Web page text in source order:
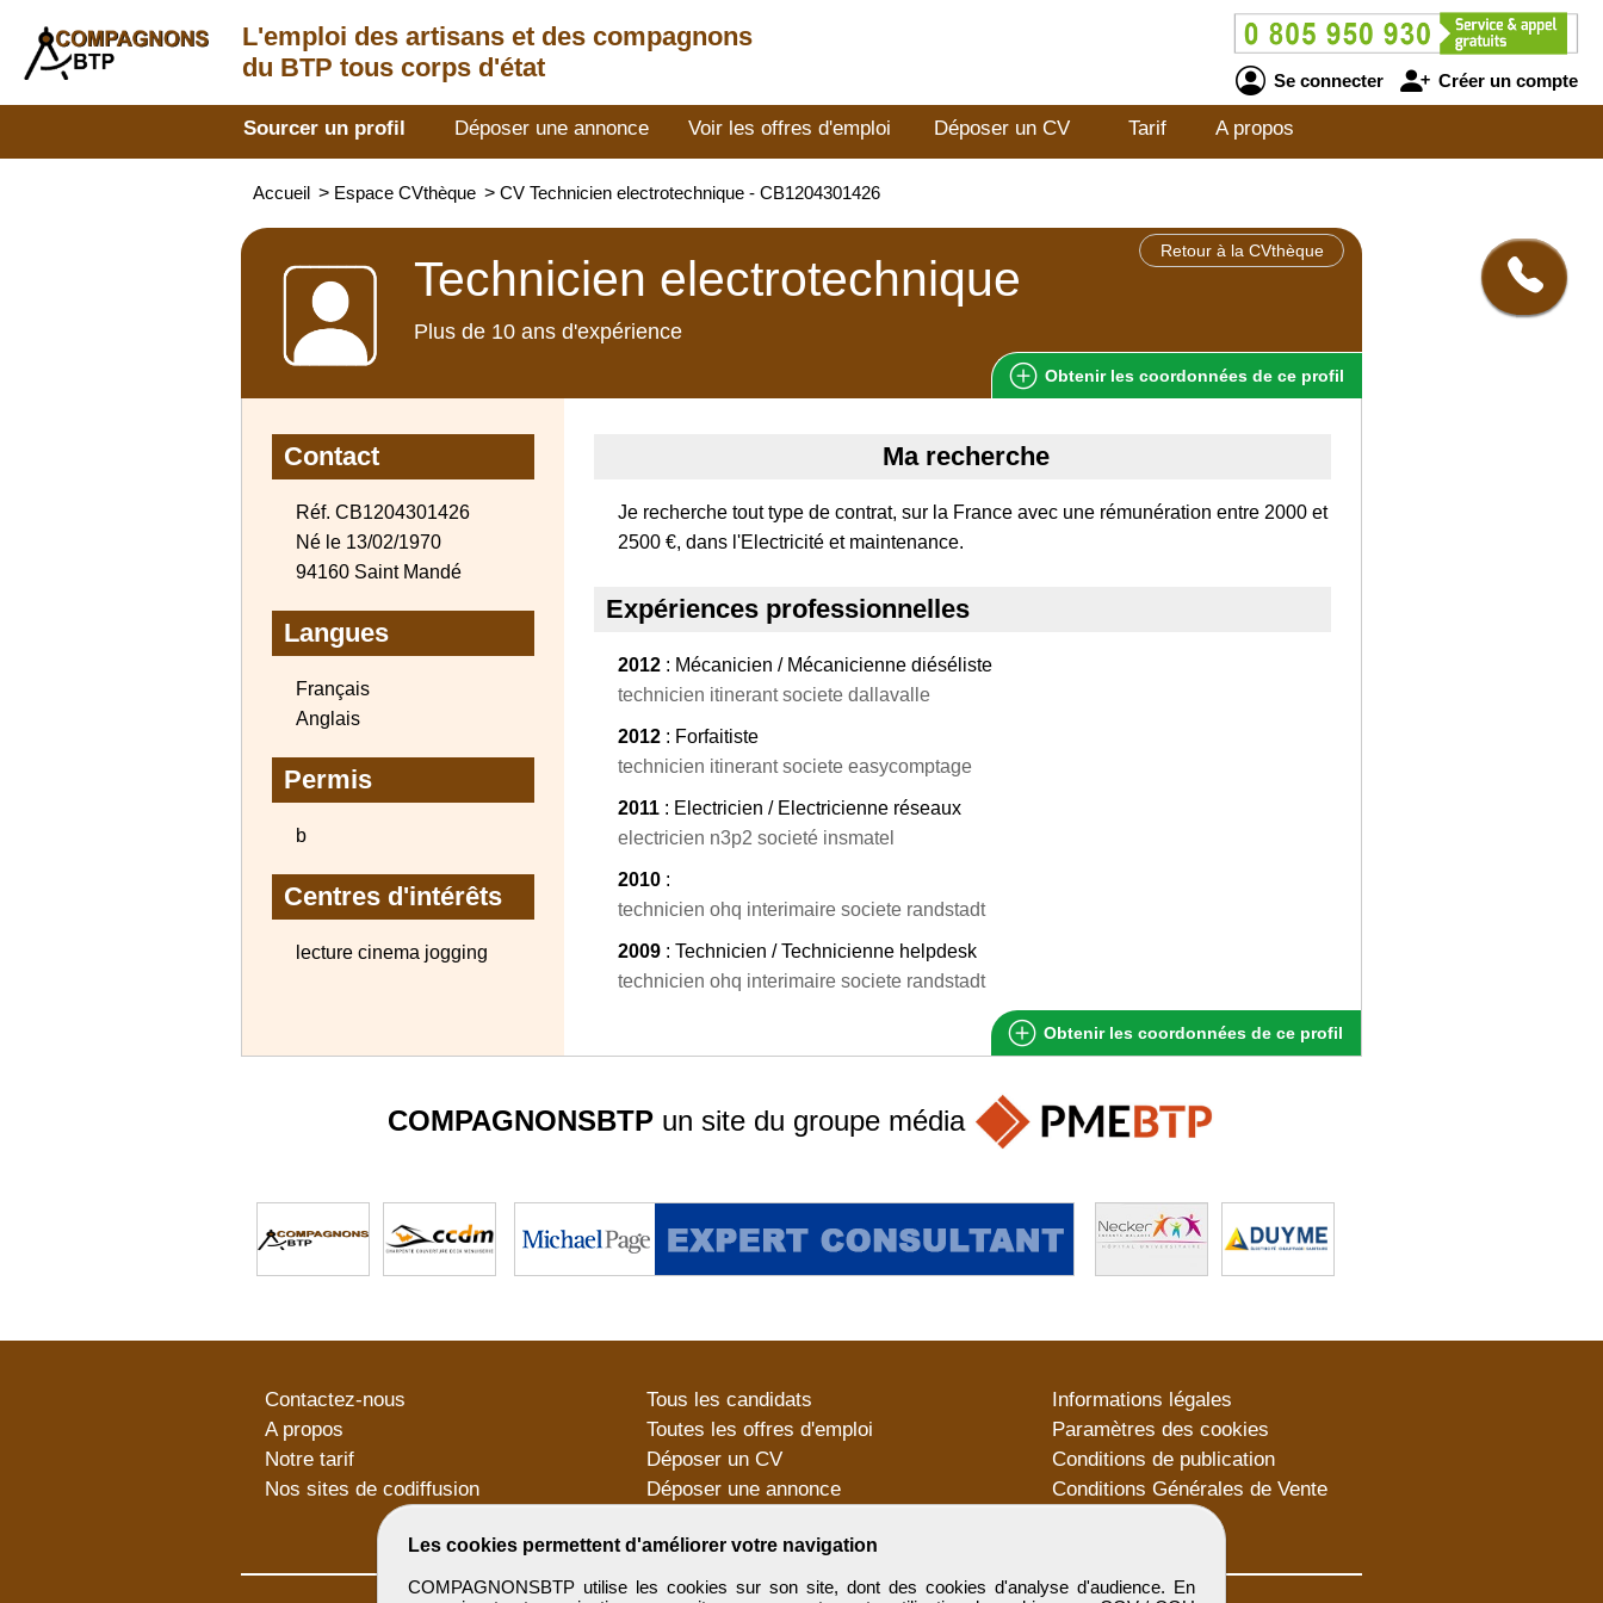
L'emploi des artisans et des compagnons
du BTP tous corps d'état
Se connecter Créer un compte
Sourcer un profil Déposer une annonce Voir les offres d'emploi Déposer un CV Tarif A propos
Accueil > Espace CVthèque > CV Technicien electrotechnique - CB1204301426
Retour à la CVthèque
Technicien electrotechnique
Plus de 10 ans d'expérience
Obtenir les coordonnées de ce profil
Contact
Réf. CB1204301426
Né le 13/02/1970
94160 Saint Mandé
Langues
Français
Anglais
Permis
b
Centres d'intérêts
lecture cinema jogging
Ma recherche
Je recherche tout type de contrat, sur la France avec une rémunération entre 2000 et
2500 €, dans l'Electricité et maintenance.
Expériences professionnelles
2012 : Mécanicien / Mécanicienne diéséliste
technicien itinerant societe dallavalle
2012 : Forfaitiste
technicien itinerant societe easycomptage
2011 : Electricien / Electricienne réseaux
electricien n3p2 societé insmatel
2010 :
technicien ohq interimaire societe randstadt
2009 : Technicien / Technicienne helpdesk
technicien ohq interimaire societe randstadt
Obtenir les coordonnées de ce profil
Les cookies permettent d'améliorer votre navigation
COMPAGNONSBTP utilise les cookies sur son site, dont des cookies d'analyse d'audience. En
COMPAGNONSBTP un site du groupe média
Contactez-nous
A propos
Notre tarif
Nos sites de codiffusion
Tous les candidats
Toutes les offres d'emploi
Déposer un CV
Déposer une annonce
Informations légales
Paramètres des cookies
Conditions de publication
Conditions Générales de Vente